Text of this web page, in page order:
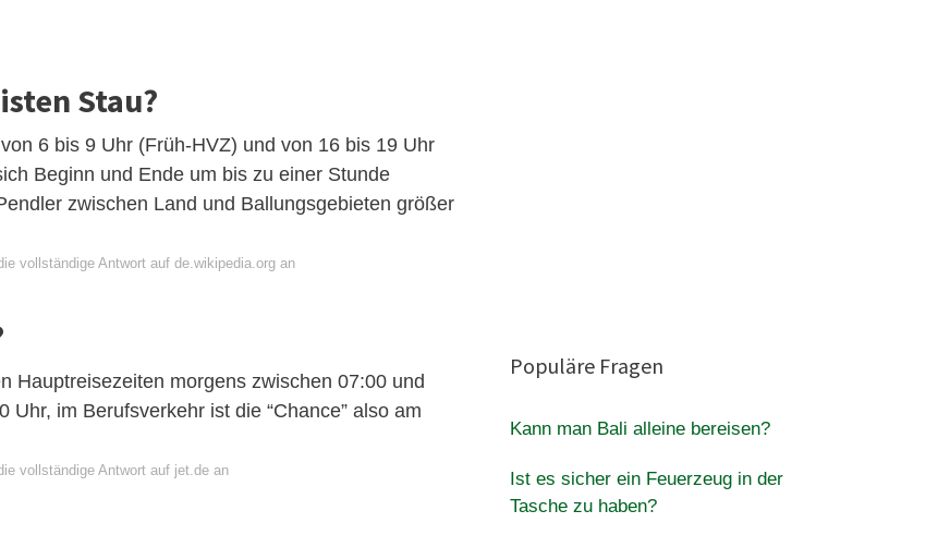
Stau?
6 bis 9 Uhr (Früh-HVZ) und von 16 bis 19 Uhr
Beginn und Ende um bis zu einer Stunde
zwischen Land und Ballungsgebieten größer
vollständige Antwort auf de.wikipedia.org an
Hauptreisezeiten morgens zwischen 07:00 und
im Berufsverkehr ist die “Chance” also am
vollständige Antwort auf jet.de an
Populäre Fragen
Kann man Bali alleine bereisen?
Ist es sicher ein Feuerzeug in der
Tasche zu haben?